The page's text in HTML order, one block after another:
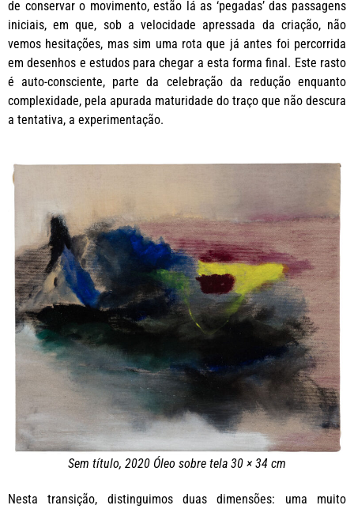
de conservar o movimento, estão lá as ‘pegadas’ das passagens
iniciais, em que, sob a velocidade apressada da criação, não
vemos hesitações, mas sim uma rota que já antes foi percorrida
em desenhos e estudos para chegar a esta forma final. Este rasto
é auto-consciente, parte da celebração da redução enquanto
complexidade, pela apurada maturidade do traço que não descura
a tentativa, a experimentação.
Sem título, 2020 Óleo sobre tela 30 × 34 cm
Nesta transição, distinguimos duas dimensões: uma muito